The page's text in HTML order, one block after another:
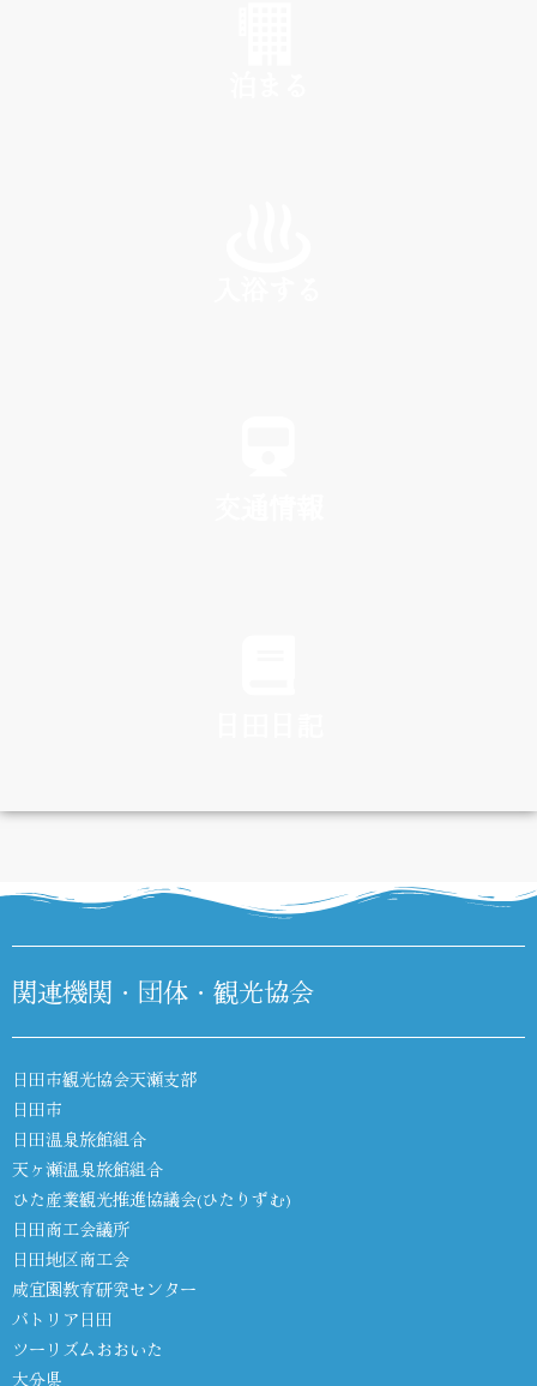
DIARY
関連機関・団体・観光協会
日田市観光協会天瀬支部
日田市
日田温泉旅館組合
天ヶ瀬温泉旅館組合
ひた産業観光推進協議会(ひたりずむ)
日田商工会議所
日田地区商工会
咸宜園教育研究センター
パトリア日田
ツーリズムおおいた
大分県